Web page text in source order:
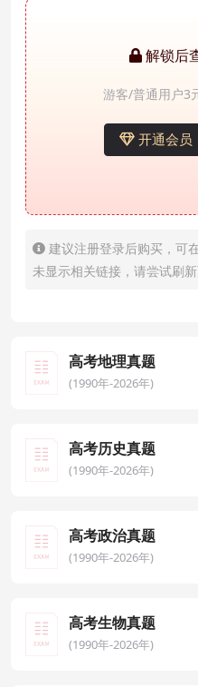
解锁后
游客/普通用户3
开通会员
建议注册登录后购买，可
未显示相关链接，请尝试刷新
高考地理真题
(1990年-2026年)
高考历史真题
(1990年-2026年)
高考政治真题
(1990年-2026年)
高考生物真题
(1990年-2026年)